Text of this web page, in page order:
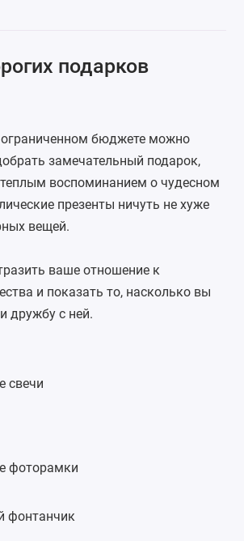
подарков
бюджете можно
замечательный подарок,
воспоминанием о чудесном
презенты ничуть не хуже
вещей.
ваше отношение к
и показать то, насколько вы
дружбу с ней.
свечи
фоторамки
фонтанчик